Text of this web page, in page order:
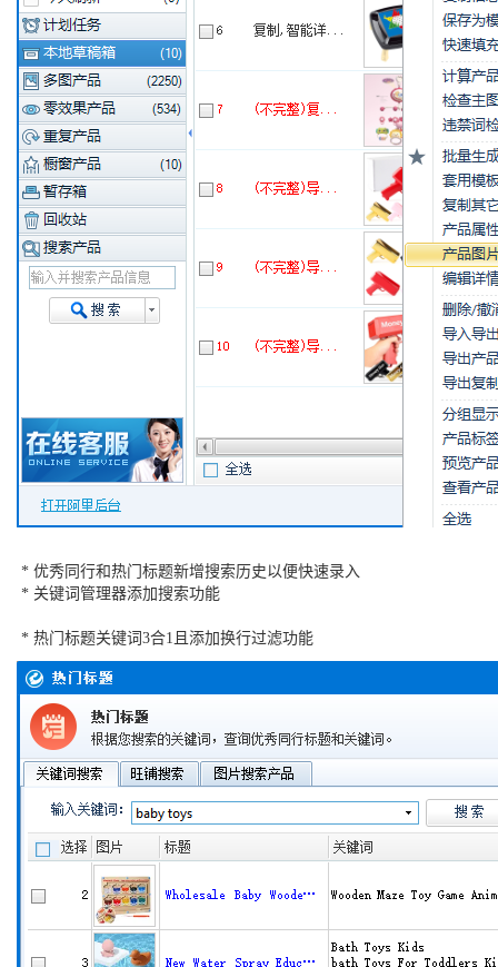
* 优秀同行和热门标题新增搜索历史以便快速录入
* 关键词管理器添加搜索功能
* 热门标题关键词3合1且添加换行过滤功能